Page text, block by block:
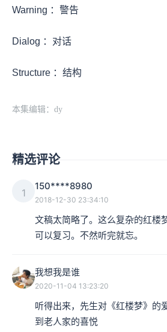
Warning ：警告
Dialog ：对话
Structure ：结构
本集编辑：dy
精选评论
1
150****8980
2018-12-30 23:34:10
文稿太简略了。这么复杂的红楼
可以复习。不然听完就忘。
我想我是谁
2020-11-04 13:23:20
听得出来，先生对《红楼梦》的
到老人家的喜悦